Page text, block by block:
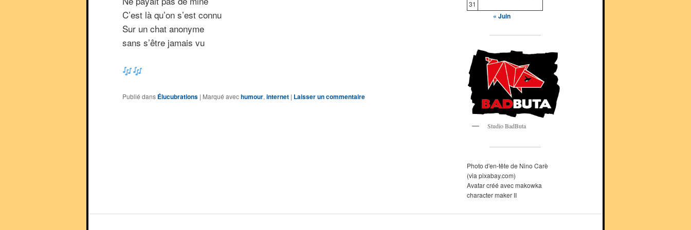
C’est là qu’on s’est connu
Sur un chat anonyme
sans s’être jamais vu
Publié dans Élucubrations | Marqué avechumour, internet | Laisser un commentaire
31
« Juin
Studio BadButa
Photo d'en-tête de Nino Carè
(via pixabay.com)
Avatar créé avec makowka
character maker II